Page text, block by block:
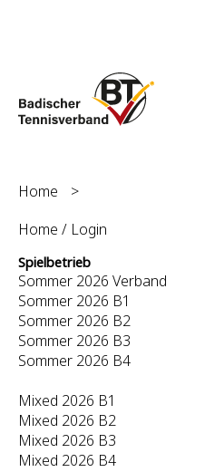
Home
>
Home / Login
Spielbetrieb
Sommer 2026 Verband
Sommer 2026 B1
Sommer 2026 B2
Sommer 2026 B3
Sommer 2026 B4
Mixed 2026 B1
Mixed 2026 B2
Mixed 2026 B3
Mixed 2026 B4